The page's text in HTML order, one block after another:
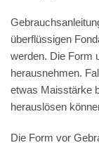
überflüssigen
werden. Die Form
herausnehmen.
etwas Maisstärke
herauslösen
Die Form vor